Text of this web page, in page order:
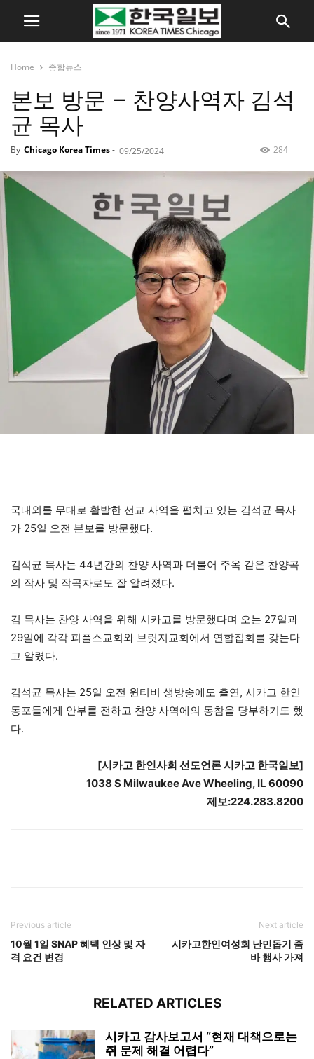
Home 종합뉴스
본보 방문 – 찬양사역자 김석
균 목사
By Chicago Korea Times- 09/25/2024 284
국내외를 무대로 활발한 선교 사역을 펼치고 있는 김석균 목사
가 25일 오전 본보를 방문했다.
김석균 목사는 44년간의 찬양 사역과 더불어 주옥 같은 찬양곡
의 작사 및 작곡자로도 잘 알려졌다.
김 목사는 찬양 사역을 위해 시카고를 방문했다며 오는 27일과
29일에 각각 피플스교회와 브릿지교회에서 연합집회를 갖는다
고 알렸다.
김석균 목사는 25일 오전 윈티비 생방송에도 출연, 시카고 한인
동포들에게 안부를 전하고 찬양 사역에의 동참을 당부하기도 했
다.
[시카고 한인사회 선도언론시카고 한국일보]
1038 S Milwaukee Ave Wheeling, IL 60090
제보:224.283.8200
Previous article
10월 1일 SNAP 혜택 인상 및 자
격 요건 변경
Next article
시카고한인여성회 난민돕기 줌
바 행사 가져
RELATED ARTICLES
시카고 감사보고서 “현재 대책으로는
쥐 문제 해결 어렵다”